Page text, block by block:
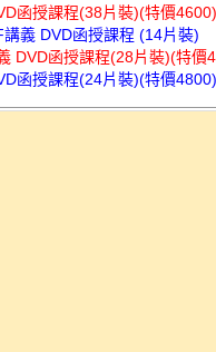
函授課程(38片裝)(特價4600)
義 DVD函授課程 (14片裝)
DVD函授課程(28片裝)(特價
函授課程(24片裝)(特價4800)